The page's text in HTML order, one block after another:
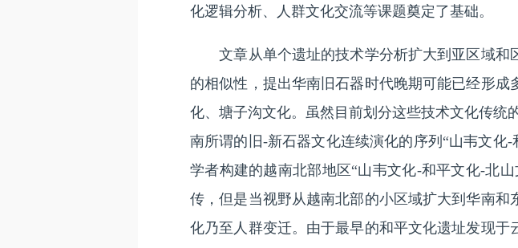
化逻辑分析、人群文化交流等课题奠定了基础。
文章从单个遗址的技术学分析扩大到亚区域和
的相似性，提出华南旧石器时代晚期可能已经形
化、塘子沟文化。虽然目前划分这些技术文化传统
南所谓的旧-新石器文化连续演化的序列“山韦文化
学者构建的越南北部地区“山韦文化-和平文化-北
传，但是当视野从越南北部的小区域扩大到华南
化乃至人群变迁。由于最早的和平文化遗址发现